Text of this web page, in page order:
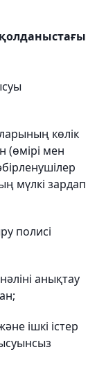
көлік
(өмірі мен
мүлкі зардап
полисі
анықтау
ішкі істер